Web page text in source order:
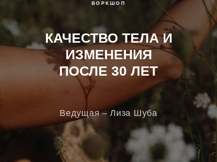
ВОРКШОП
КАЧЕСТВО ТЕЛА И
ИЗМЕНЕНИЯ
ПОСЛЕ 30 ЛЕТ
Ведущая – Лиза Шуба